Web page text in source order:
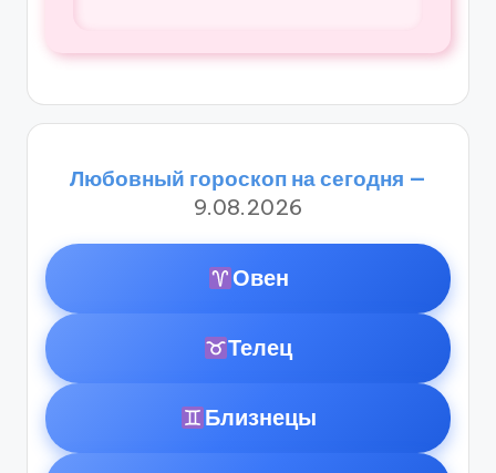
Любовный гороскоп на сегодня —
9.08.2026
Овен
Телец
Близнецы